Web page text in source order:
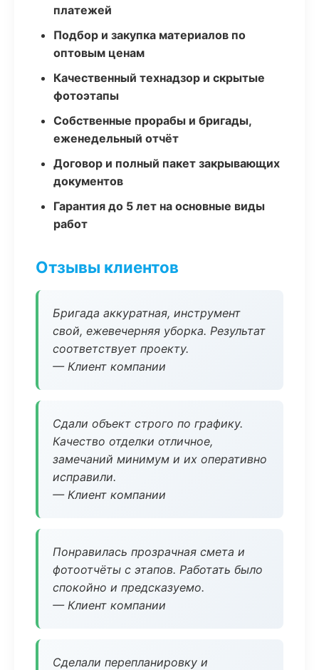
платежей
Подбор и закупка материалов по
оптовым ценам
Качественный технадзор и скрытые
фотоэтапы
Собственные прорабы и бригады,
еженедельный отчёт
Договор и полный пакет закрывающих
документов
Гарантия до 5 лет на основные виды
работ
Отзывы клиентов
Бригада аккуратная, инструмент
свой, ежевечерняя уборка. Результат
соответствует проекту.
— Клиент компании
Сдали объект строго по графику.
Качество отделки отличное,
замечаний минимум и их оперативно
исправили.
— Клиент компании
Понравилась прозрачная смета и
фотоотчёты с этапов. Работать было
спокойно и предсказуемо.
— Клиент компании
Сделали перепланировку и